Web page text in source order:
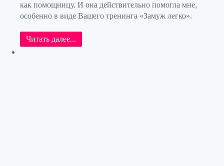
как помощницу. И она действительно помогла мне,
особенно в виде Вашего тренинга «Замуж легко».
Читать далее...